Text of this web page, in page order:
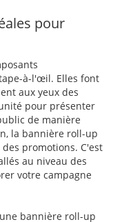
pour
à-l'œil. Elles font
aux yeux des
pour présenter
de manière
la bannière roll-up
promotions. C'est
au niveau des
votre campagne
bannière roll-up